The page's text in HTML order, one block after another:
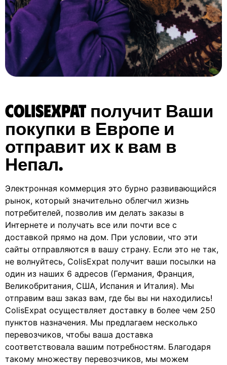
ColisExpat получит Ваши
покупки в Европе и
отправит их к вам в
Непал.
Электронная коммерция это бурно развивающийся
рынок, который значительно облегчил жизнь
потребителей, позволив им делать заказы в
Интернете и получать все или почти все с
доставкой прямо на дом. При условии, что эти
сайты отправляются в вашу страну. Если это не так,
не волнуйтесь, ColisExpat получит ваши посылки на
один из наших 6 адресов (Германия, Франция,
Великобритания, США, Испания и Италия). Мы
отправим ваш заказ вам, где бы вы ни находились!
ColisExpat осуществляет доставку в более чем 250
пунктов назначения. Мы предлагаем несколько
перевозчиков, чтобы ваша доставка
соответствовала вашим потребностям. Благодаря
такому множеству перевозчиков, мы можем